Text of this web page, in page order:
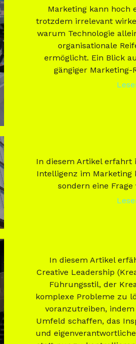
Marketing kann hoch
trotzdem irrelevant
warum Technologie
organisationale
ermöglicht. Ein Blick
gängiger Marketing-
In diesem Artikel
Intelligenz im Marketing
sondern eine
In diesem Artikel
Creative Leadership
Führungsstil, der
komplexe Probleme zu
voranzutreiben,
Umfeld schaffen, das
und